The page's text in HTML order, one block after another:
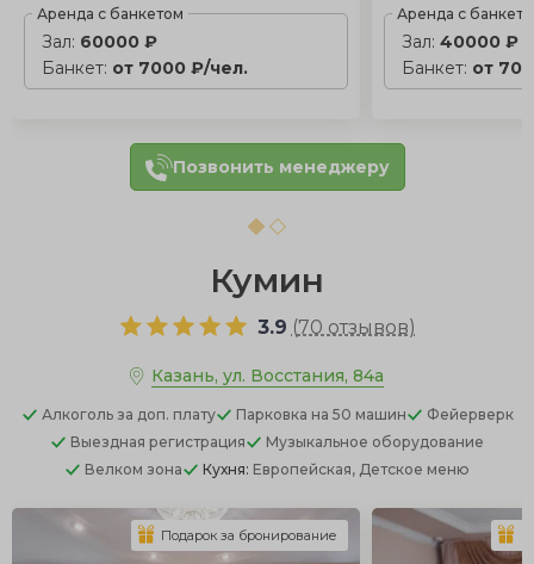
Аренда с банкетом
Зал: 60000 ₽
Банкет: от 7000 ₽/чел.
Аренда с
Зал:40000 ₽
Банкет: от
Позвонить менеджеру
Кумин
3.9 (70 отзывов)
Казань, ул. Восстания, 84а
Алкоголь за доп. плату Парковка на 50 машин
Фейерверк
Выездная регистрация
Музыкальное оборудование
Велком зона
Кухня: Европейская, Детское меню
Подарок за бронирование